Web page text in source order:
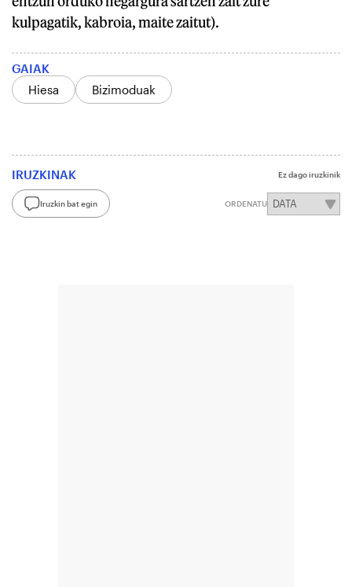
kulpagatik, kabroia, maite zaitut).
GAIAK
Hiesa
Bizimoduak
IRUZKINAK Ez dago iruzkinik
Iruzkin bat egin ORDENATU